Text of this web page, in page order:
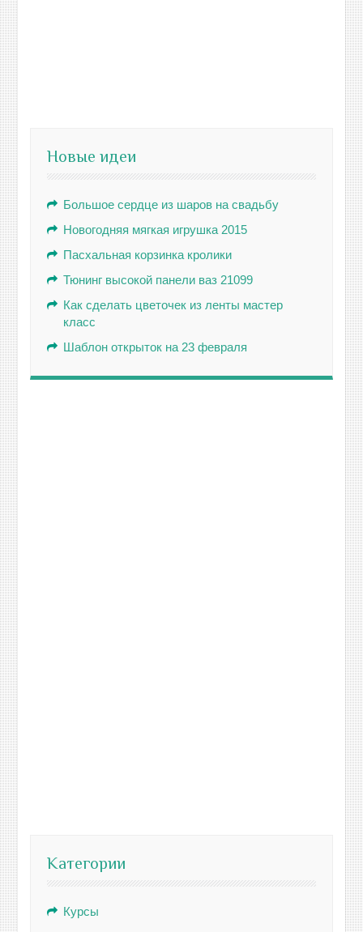
Новые идеи
Большое сердце из шаров на свадьбу
Новогодняя мягкая игрушка 2015
Пасхальная корзинка кролики
Тюнинг высокой панели ваз 21099
Как сделать цветочек из ленты мастер
класс
Шаблон открыток на 23 февраля
Категории
Курсы